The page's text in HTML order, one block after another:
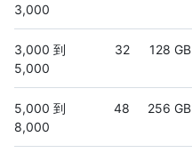
3,000
3,000 到
5,000
32 128 GB
5,000 到
8,000
48 256 GB